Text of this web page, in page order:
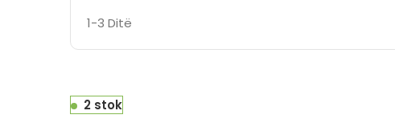
1-3 Ditë
2 stok